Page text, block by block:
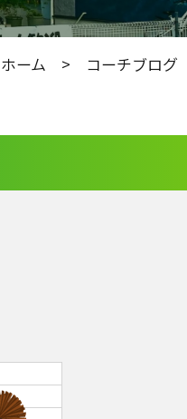
ホーム > コーチブログ